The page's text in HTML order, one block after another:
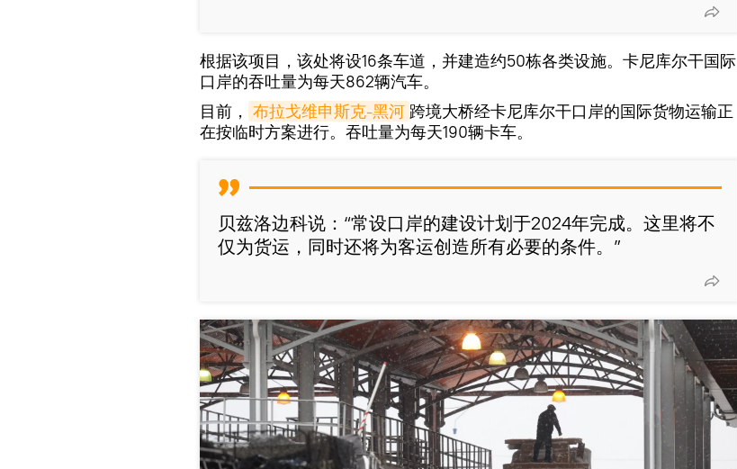
根据该项目，该处将设16条车道，并建造约50栋各类设施。卡尼库尔干国际
口岸的吞吐量为每天862辆汽车。
目前， 布拉戈维申斯克-黑河 跨境大桥经卡尼库尔干口岸的国际货物运输正
在按临时方案进行。吞吐量为每天190辆卡车。
贝兹洛边科说：“常设口岸的建设计划于2024年完成。这里将不
仅为货运，同时还将为客运创造所有必要的条件。”